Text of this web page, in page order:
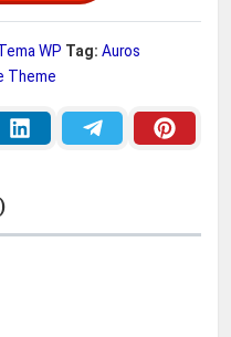
WP Tag: Auros
Theme